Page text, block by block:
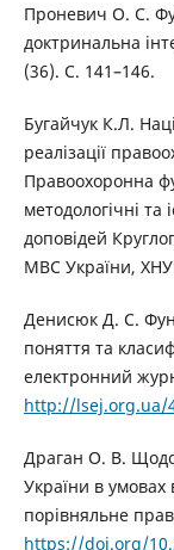
Проневич О. С.
доктринальна
(36). С. 141–146.
Бугайчук К.Л.
реалізації
Правоохоронна
методологічні
доповідей
МВС України,
Денисюк Д. С.
поняття та
електронний
http://lsej.org.ua/
Драган О. В. Щодо
України в умовах
порівняльне
https://doi.org/